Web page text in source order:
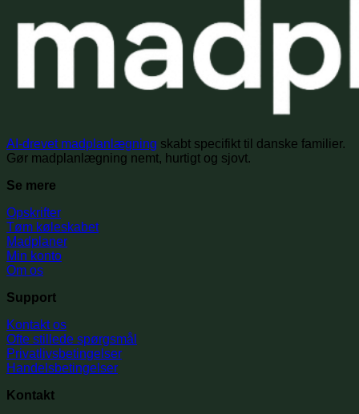
AI-drevet madplanlægning skabt specifikt til danske familier.
Gør madplanlægning nemt, hurtigt og sjovt.
Se mere
Opskrifter
Tøm køleskabet
Madplaner
Min konto
Om os
Support
Kontakt os
Ofte stillede spørgsmål
Privatlivsbetingelser
Handelsbetingelser
Kontakt